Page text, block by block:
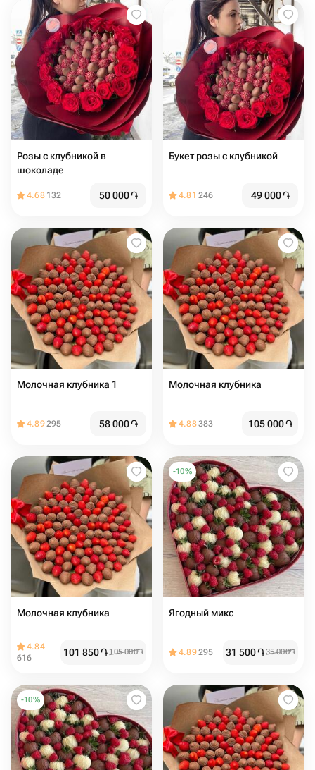
Розы с клубникой в
шоколаде
4.68 132 50 000֏
Букет розы с клубникой
4.81 246 49 000֏
Молочная клубника 1
4.89295 58 000֏
Молочная клубника
4.88383 105 000֏
Молочная клубника
4.84
616
101 850֏ 105 000֏
-10%
Ягодный микс
4.89295 31 500֏35 000֏
-10%